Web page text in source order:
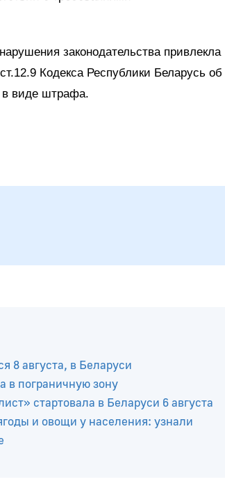
законодательства привлекла
Кодекса Республики Беларусь об
в виде штрафа.
8 августа, в Беларуси
пограничную зону